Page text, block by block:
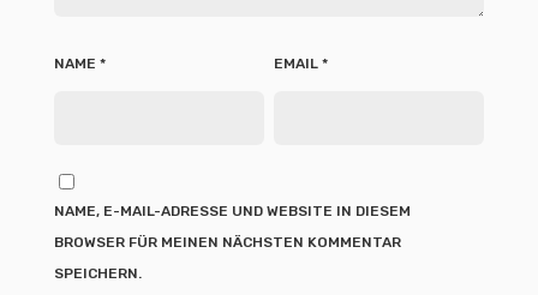
NAME * EMAIL *
NAME, E-MAIL-ADRESSE UND WEBSITE IN DIESEM
BROWSER FÜR MEINEN NÄCHSTEN KOMMENTAR
SPEICHERN.